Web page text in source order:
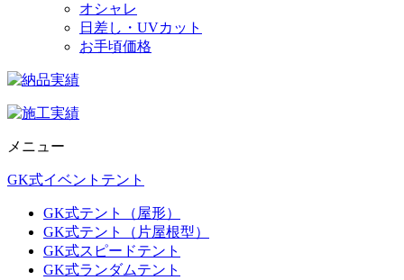
オシャレ
日差し・UVカット
お手頃価格
メニュー
GK式イベントテント
GK式テント（屋形）
GK式テント（片屋根型）
GK式スピードテント
GK式ランダムテント